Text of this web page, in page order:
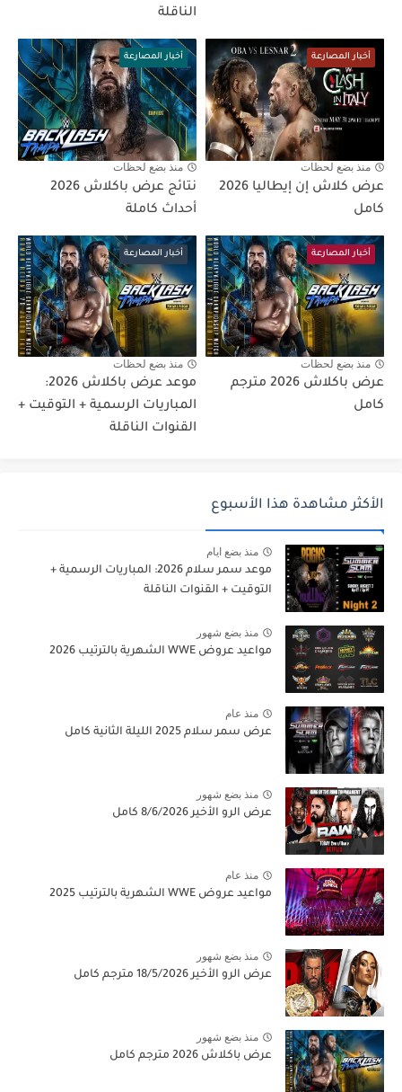
الناقلة
أخبار المصارعة
منذ بضع لحظات
عرض كلاش إن إيطاليا 2026
كامل
أخبار المصارعة
منذ بضع لحظات
نتائج عرض باكلاش 2026
أحداث كاملة
أخبار المصارعة
منذ بضع لحظات
عرض باكلاش 2026 مترجم
كامل
أخبار المصارعة
منذ بضع لحظات
موعد عرض باكلاش 2026:
المباريات الرسمية + التوقيت +
القنوات الناقلة
الأكثر مشاهدة هذا الأسبوع
منذ بضع ايام
موعد سمر سلام 2026: المباريات الرسمية +
التوقيت + القنوات الناقلة
منذ بضع شهور
مواعيد عروض WWE الشهرية بالترتيب 2026
منذ عام
عرض سمر سلام 2025 الليلة الثانية كامل
منذ بضع شهور
عرض الرو الأخير 8/6/2026 كامل
منذ عام
مواعيد عروض WWE الشهرية بالترتيب 2025
منذ بضع شهور
عرض الرو الأخير 18/5/2026 مترجم كامل
منذ بضع شهور
عرض باكلاش 2026 مترجم كامل